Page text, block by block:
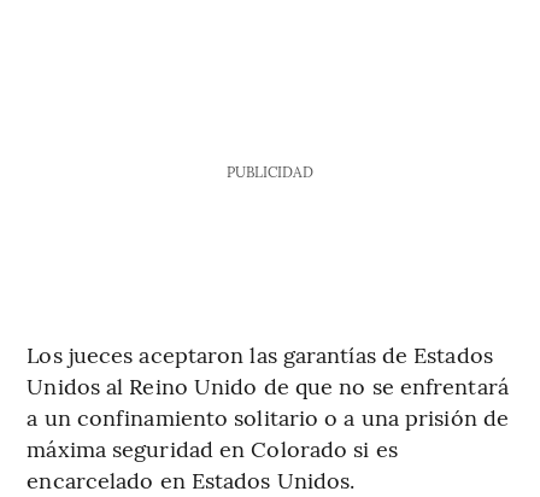
PUBLICIDAD
Los jueces aceptaron las garantías de Estados
Unidos al Reino Unido de que no se enfrentará
a un confinamiento solitario o a una prisión de
máxima seguridad en Colorado si es
encarcelado en Estados Unidos.